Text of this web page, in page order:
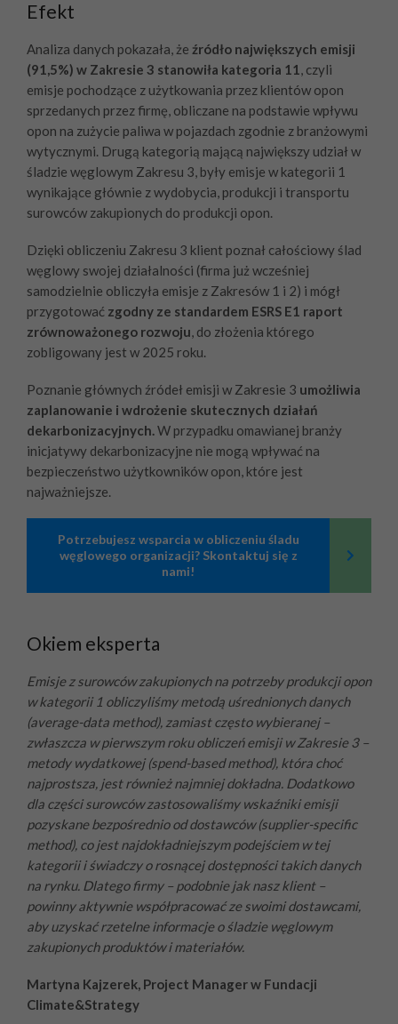
Efekt
Analiza danych pokazała, że źródło największych emisji
(91,5%) w Zakresie 3 stanowiła kategoria 11, czyli
emisje pochodzące z użytkowania przez klientów opon
sprzedanych przez firmę, obliczane na podstawie wpływu
opon na zużycie paliwa w pojazdach zgodnie z branżowymi
wytycznymi. Drugą kategorią mającą największy udział w
śladzie węglowym Zakresu 3, były emisje w kategorii 1
wynikające głównie z wydobycia, produkcji i transportu
surowców zakupionych do produkcji opon.
Dzięki obliczeniu Zakresu 3 klient poznał całościowy ślad
węglowy swojej działalności (firma już wcześniej
samodzielnie obliczyła emisje z Zakresów 1 i 2) i mógł
przygotować zgodny ze standardem ESRS E1 raport
zrównoważonego rozwoju, do złożenia którego
zobligowany jest w 2025 roku.
Poznanie głównych źródeł emisji w Zakresie 3 umożliwia
zaplanowanie i wdrożenie skutecznych działań
dekarbonizacyjnych. W przypadku omawianej branży
inicjatywy dekarbonizacyjne nie mogą wpływać na
bezpieczeństwo użytkowników opon, które jest
najważniejsze.
Potrzebujesz wsparcia w obliczeniu śladu
węglowego organizacji? Skontaktuj się z
nami!
Okiem eksperta
Emisje z surowców zakupionych na potrzeby produkcji opon
w kategorii 1 obliczyliśmy metodą uśrednionych danych
(average-data method), zamiast często wybieranej –
zwłaszcza w pierwszym roku obliczeń emisji w Zakresie 3 –
metody wydatkowej (spend-based method), która choć
najprostsza, jest również najmniej dokładna. Dodatkowo
dla części surowców zastosowaliśmy wskaźniki emisji
pozyskane bezpośrednio od dostawców (supplier-specific
method), co jest najdokładniejszym podejściem w tej
kategorii i świadczy o rosnącej dostępności takich danych
na rynku. Dlatego firmy – podobnie jak nasz klient –
powinny aktywnie współpracować ze swoimi dostawcami,
aby uzyskać rzetelne informacje o śladzie węglowym
zakupionych produktów i materiałów.
Martyna Kajzerek, Project Manager w Fundacji
Climate&Strategy